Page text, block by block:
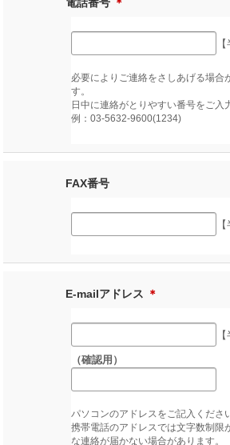
必要によりご連絡をさしあげる場合
す。
日中に連絡がとりやすい番号をご入
例：03-5632-9600(1234)
FAX番号
E-mailアドレス ＊
（確認用）
パソコンのアドレスをご記入くださ
携帯電話のアドレスでは文字数制限
な連絡が届かない場合があります。